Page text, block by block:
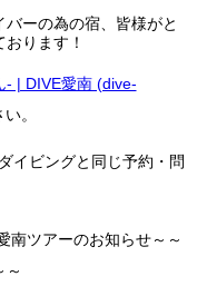
ーの為の宿、皆様がと
ります！
- | DIVE愛南 (dive-
。
イビングと同じ予約・問
南ツアーのお知らせ～～
～